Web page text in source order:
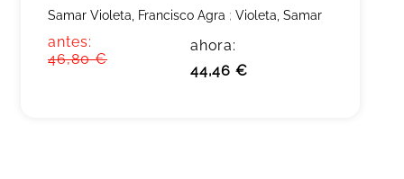
Samar Violeta, Francisco Agra ; Violeta, Samar
antes:
46,80 €
ahora:
44,46 €